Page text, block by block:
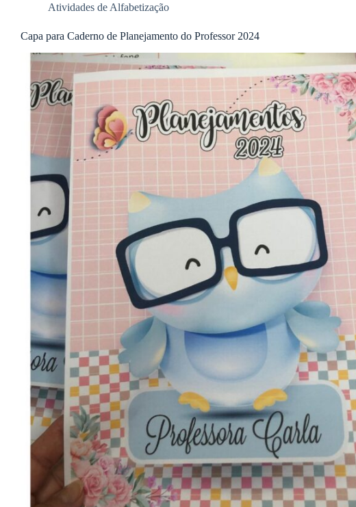
Atividades de Alfabetização
Capa para Caderno de Planejamento do Professor 2024